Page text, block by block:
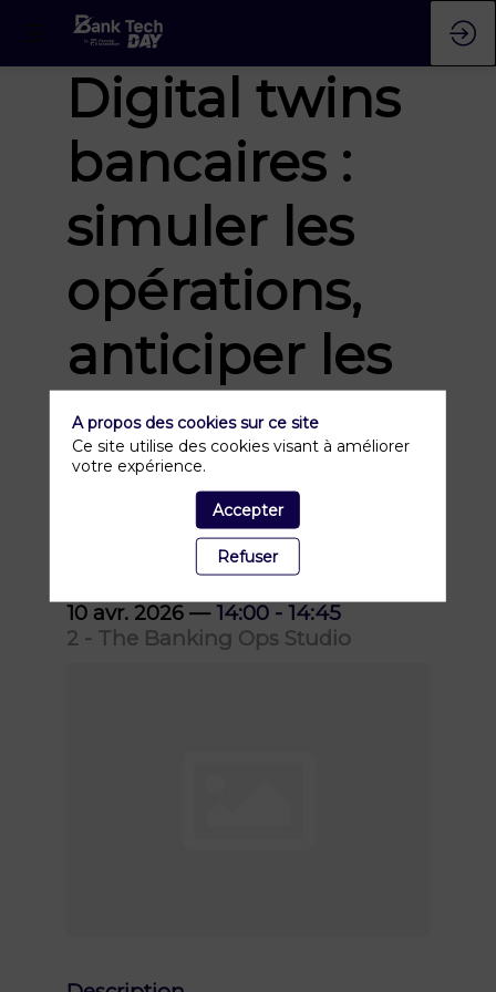
Digital twins
bancaires :
simuler les
opérations,
anticiper les
risques et
piloter la
performance
10 avr. 2026 —14:00 - 14:45
2 - The Banking Ops Studio
A propos des cookies sur ce site
Ce site utilise des cookies visant à améliorer
votre expérience.
Accepter
Refuser